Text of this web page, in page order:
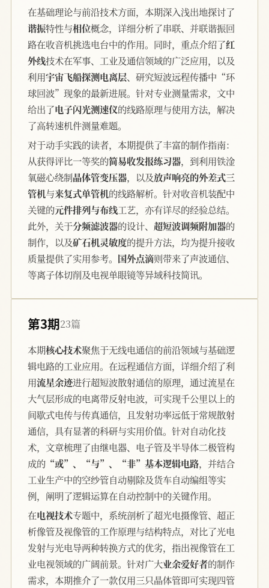
在基础理论与前沿技术方面，本期深入浅出地探讨了
谐振特性与相位概念，详细分析了串联、并联谐振回
路在收音机挑选电台中的作用。同时，重点介绍了红
外线技术在军事、工业及通信领域的广泛应用，以及
利用宇宙飞船探测电离层、研究短波远程传播中“环
球回波”现象的最新进展。针对专业测量需求，文中
给出了电子闪光测速仪的线路原理与使用方法，解决
了高转速机件测量难题。
对于动手实践的读者，本期提供了丰富的制作指南：
从获得评比一等奖的简易收发报练习器，到利用铁淦
氧磁心绕制晶体管变压器，以及放声响亮的外差式三
管机与来复式单管机的线路解析。针对收音机装配中
关键的元件排列与布线工艺，亦有详尽的经验总结。
此外，关于分频滤波器的设计、 超短波调频附加器的
制作，以及矿石机灵敏度的提升方法，均为提升接收
质量提供了实用参考。 国外点滴则带来了声波通信、
等离子体切削及电视单眼镜等异域科技简讯。
第3期23篇
本期核心技术聚焦于无线电通信的前沿领域与基础逻
辑电路的工业应用。在远程通信方面，详细介绍了利
用流星余迹进行超短波散射通信的原理，通过流星在
大气层形成的电离带反射电波，可实现千公里以上的
间歇式电传与传真通信，且发射功率远低于常规散射
通信，具有显著的科研与实用价值。针对自动化技
术，文章梳理了由继电器、电子管及半导体二极管构
成的 “或”、“与”、“非”基本逻辑电路，并结合
工业生产中的空纱管自动剔除及货车自动编组等实
例，阐明了逻辑运算在自动控制中的关键作用。
在电视技术专题中，系统剖析了超光电摄像管、超正
析像管及视像管的工作原理与结构特点，对比了光电
发射与光电导两种转换方式的优劣，指出视像管在工
业电视领域的广阔前景。针对广大业余爱好者的制作
需求，本期推介了一款仅用三只晶体管即可实现四管